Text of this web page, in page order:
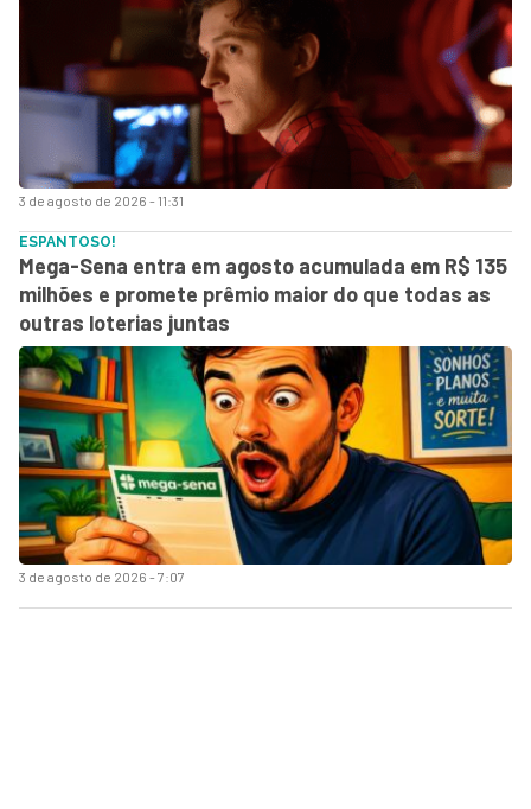
3 de agosto de 2026 - 11:31
3 de agosto de 2026 - 7:07
ESPANTOSO!
Mega-Sena entra em agosto acumulada em R$ 135
milhões e promete prêmio maior do que todas as
outras loterias juntas